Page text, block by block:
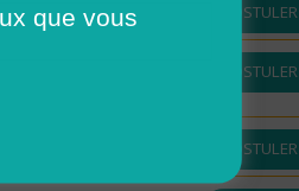
10/09/2025 POSTULER
POSTULER
POSTULER
que vous